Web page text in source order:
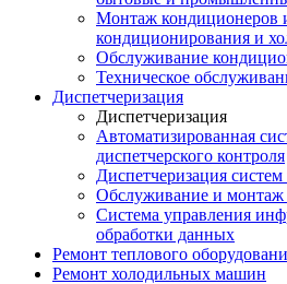
Монтаж кондиционеров
кондиционирования и
Обслуживание
Техническое
Диспетчеризация
Диспетчеризация
Автоматизированная
диспетчерского контроля
Диспетчеризация
Обслуживание и
Система управления
обработки данных
Ремонт теплового
Ремонт холодильных машин